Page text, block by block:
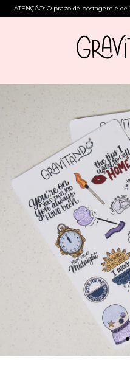
ATENÇÃO: O prazo de postagem é